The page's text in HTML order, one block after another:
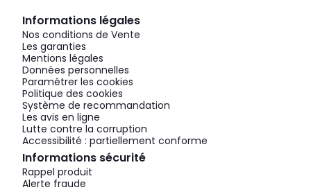
Informations légales
Nos conditions de Vente
Les garanties
Mentions légales
Données personnelles
Paramétrer les cookies
Politique des cookies
Système de recommandation
Les avis en ligne
Lutte contre la corruption
Accessibilité : partiellement conforme
Informations sécurité
Rappel produit
Alerte fraude